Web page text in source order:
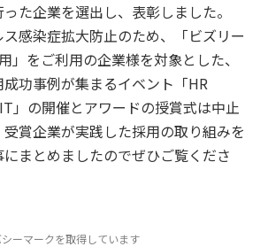
た企業を選出し、表彰しました。
感染症拡大防止のため、「ビズリー
」をご利用の企業様を対象とした、
功事例が集まるイベント「HR
」の開催とアワードの授賞式は中止
賞企業が実践した採用の取り組みを
まとめましたのでぜひご覧くださ
ーマークを取得しています